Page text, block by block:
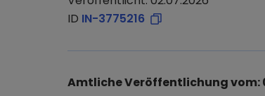
ID IN-3775216
Amtliche Veröffentlichung vom: